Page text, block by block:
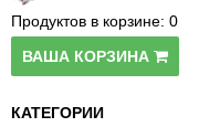
Продуктов в корзине: 0
ВАША КОРЗИНА
КАТЕГОРИИ